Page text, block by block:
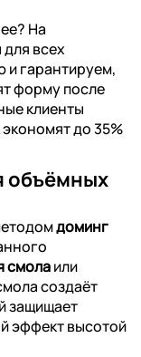
На
всех
и гарантируем,
форму после
клиенты
до 35%
объёмных
доминг
смолаили
создаёт
защищает
эффект высотой